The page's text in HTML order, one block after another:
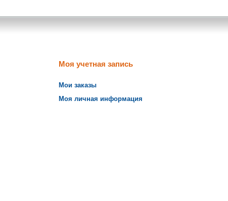
Моя учетная запись
Мои заказы
Моя личная информация